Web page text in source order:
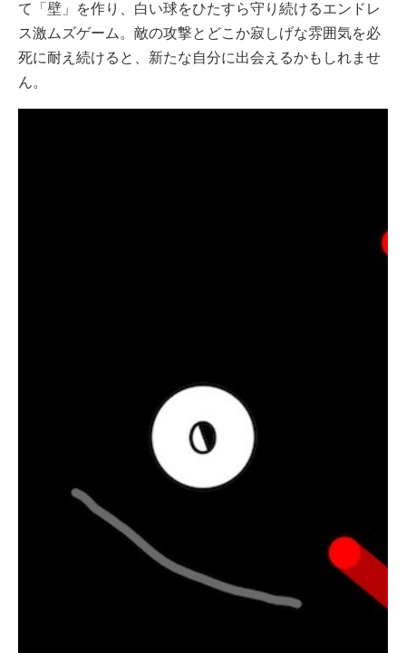
て「壁」を作り、白い球をひたすら守り続けるエンドレ
ス激ムズゲーム。敵の攻撃とどこか寂しげな雰囲気を必
死に耐え続けると、新たな自分に出会えるかもしれませ
ん。